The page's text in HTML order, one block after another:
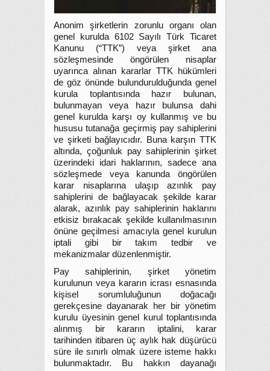
Anonim şirketlerin zorunlu organı olan
genel kurulda 6102 Sayılı Türk Ticaret
Kanunu (“TTK”) veya şirket ana
sözleşmesinde öngörülen nisaplar
uyarınca alınan kararlar TTK hükümleri
de göz önünde bulundurulduğunda genel
kurula toplantısında hazır bulunan,
bulunmayan veya hazır bulunsa dahi
genel kurulda karşı oy kullanmış ve bu
hususu tutanağa geçirmiş pay sahiplerini
ve şirketi bağlayıcıdır. Buna karşın TTK
altında, çoğunluk pay sahiplerinin şirket
üzerindeki idari haklarının, sadece ana
sözleşmede veya kanunda öngörülen
karar nisaplarına ulaşıp azınlık pay
sahiplerini de bağlayacak şekilde karar
alarak, azınlık pay sahiplerinin haklarını
etkisiz bırakacak şekilde kullanılmasının
önüne geçilmesi amacıyla genel kurulun
iptali gibi bir takım tedbir ve
mekanizmalar düzenlenmiştir.
Pay sahiplerinin, şirket yönetim
kurulunun veya kararın icrası esnasında
kişisel sorumluluğunun doğacağı
gerekçesine dayanarak her bir yönetim
kurulu üyesinin genel kurul toplantısında
alınmış bir kararın iptalini, karar
tarihinden itibaren üç aylık hak düşürücü
süre ile sınırlı olmak üzere isteme hakkı
bulunmaktadır. Bu hakkın dayanağı